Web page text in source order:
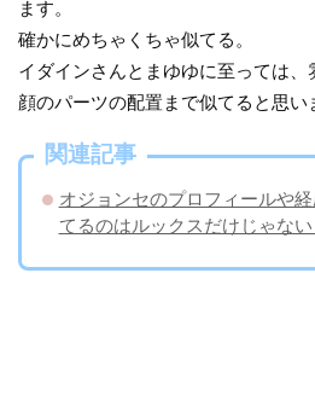
ます。
確かにめちゃくちゃ似てる。
イダインさんとまゆゆに至っては、
顔のパーツの配置まで似てると思い
関連記事
オジョンセのプロフィールや
てるのはルックスだけじゃない